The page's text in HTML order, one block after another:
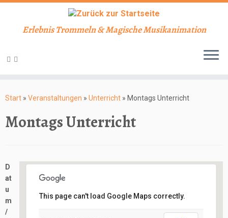
Inhalt
Erlebnis Trommeln & Magische Musikanimation
Start » Veranstaltungen » Unterricht » Montags Unterricht
Montags Unterricht
This page can't load Google Maps correctly.
D
at
u
m
/